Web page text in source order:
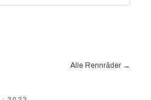
Alle Rennräder →